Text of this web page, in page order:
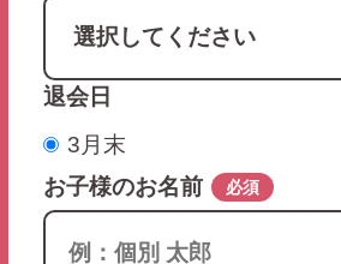
退会日
3月末
お子様のお名前
必須